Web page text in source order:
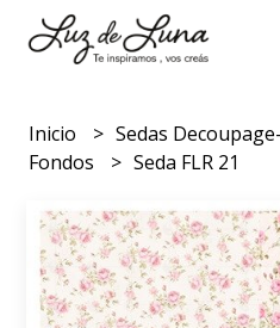
Inicio
Sedas
Fondos
Seda FLR 21